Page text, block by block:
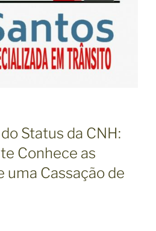
Status da CNH:
Conhece as
uma Cassação de